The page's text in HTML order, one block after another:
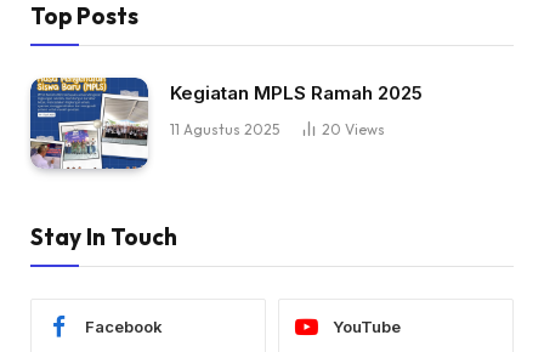
Top Posts
Kegiatan MPLS Ramah 2025
11 Agustus 2025 20 Views
Stay In Touch
Facebook YouTube